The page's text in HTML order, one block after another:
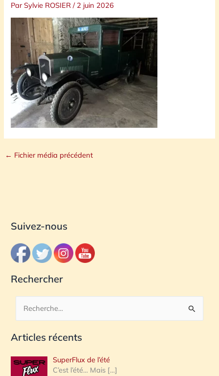
ParSylvie ROSIER/ 2 juin 2026
← Fichier média précédent
Suivez-nous
Rechercher
c
e
Articles récents
SuperFlux de l’été
C’est l’été… Mais […]